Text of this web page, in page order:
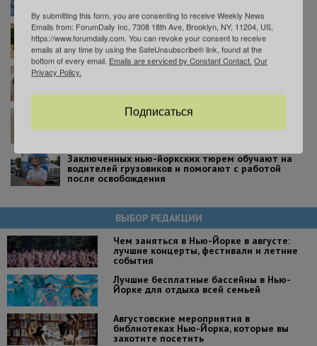
В Проспект-парке покажут масштабную
реконструкцию легендарной Битвы за Бруклин
Ежегодные медосмотры и вакцинации перед
В Нью-Йорке выросло число преступлений на
Заключенных нью-йоркских тюрем обучают на
водителей грузовиков и помогают с работой
после освобождения
ВЫБОР РЕДАКЦИИ
Чем заняться в Нью-Йорке в августе:
лучшие концерты, фестивали и летние
события
Лучшие бесплатные бассейны в Нью-
Йорке для отдыха всей семьей
Августовские мероприятия в
библиотеках Нью-Йорка, которые вы
захотите посетить
By submitting this form, you are consenting to receive Weekly News
Emails from: ForumDaily Inc, 7308 18th Ave, Brooklyn, NY, 11204, US,
https://www.forumdaily.com. You can revoke your consent to receive
emails at any time by using the SafeUnsubscribe® link, found at the
bottom of every email. Emails are serviced by Constant Contact. Our
Privacy Policy.
Подписаться